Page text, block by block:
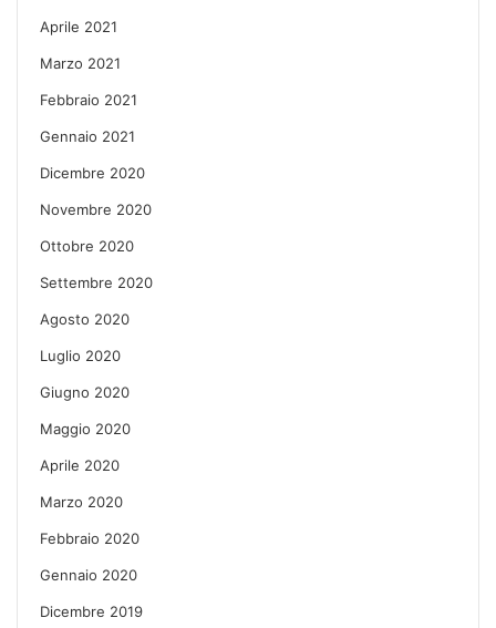
Aprile 2021
Marzo 2021
Febbraio 2021
Gennaio 2021
Dicembre 2020
Novembre 2020
Ottobre 2020
Settembre 2020
Agosto 2020
Luglio 2020
Giugno 2020
Maggio 2020
Aprile 2020
Marzo 2020
Febbraio 2020
Gennaio 2020
Dicembre 2019